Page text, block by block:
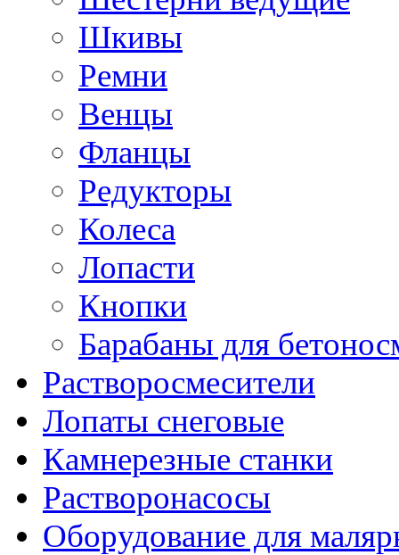
Шкивы
Ремни
Венцы
Фланцы
Редукторы
Колеса
Лопасти
Кнопки
Барабаны для
Растворосмесители
Лопаты снеговые
Камнерезные станки
Растворонасосы
Оборудование для